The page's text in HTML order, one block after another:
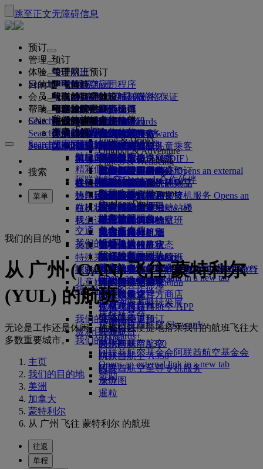
跳至正文无障碍信息
预订
预订
预订航班
搜索航班
航班时刻表
特惠机票
特别优惠
最佳票价搜索
计划行程
预订酒店
旅游项目和活动
旅行服务
迎宾接机服务迎宾接机服务 Opens an
external link in a new tab
迪拜转机服务
交通
机场接送
预订租车
航空公司合作伙伴
关于网上预订
阿联酋航空应用程序
阿联酋航空最优价格保证
座位选择
票价保留
阿联酋航空应用程序
Search flight
管理
管理
管理预订
检索预订
取消预订
更改预订
选择你的座位
升级航班
管理专车接送服务
预订无障碍旅行
在线办理登机手续
值机选项
航班状态
起飞前
起飞前
旅行信息
危险品手册
规则与公告
健康
医疗信息表（MEDIF）
餐食信息
阿联酋禁止携带的物品
迪拜国际机场
阿联酋航空 3 号航站楼
航站楼之间中转
抵达及离开机场
班车接送服务
行李
行李信息
行李信息
托运行李
随身行李
购买更多行李额度
额外托运行李额度
迪拜行李服务
行李延误或损坏
签证和护照
查找签证要求
签证和护照信息
美国旅行授权
阿联酋签证
Search flight
体验
空中体验
航班都有哪些设施与服务？
舱等特色
头等舱
商务舱
豪华经济舱
经济舱
机上舒适用品
机上娱乐
ice系统中的节目
ice直播电视
机上Wi-Fi
儿童娱乐
美食
头等舱美食
商务舱美食
豪华经济舱用餐
经济舱美食
饮料
我们的机队
波音777
阿联酋航空A380
阿联酋航空 A350
阿联酋航空至尊专机服务
座位图
阿联酋航空体验
你的旅程由此开始
阿联酋航空体验
专车接送服务
阿联酋航空服务
季节和节日
无接触旅程
我们的候机室
头等舱贵宾室
商务舱候机室
全球各地的候机室
合作伙伴候机室
付费使用候机室
马哈巴贵宾室
阿联酋航空购物
阿联酋航空免税商品
阿联酋航空官方商店
家庭旅行
和家人一同出行
规划你的家庭旅行
无成人陪伴的儿童乘客
怀孕
行李额度
儿童和婴儿票价规则
儿童安全座椅和摇篮
在机场
机上
携孩子旅行
携婴儿旅行
婴儿随身行李限额
儿童和婴儿餐食
儿童娱乐
儿童娱乐
儿童玩具
儿童活动
飞悦卓越
飞悦卓越
飞悦卓越的理由
关于我们
关于我们
我们的故事
媒体中心媒体中心 Opens an external
link in a new tab
集团公司
安全
财务透明
负责任企业
我们的员工
我们的领导团队
工作机会工作机会 Opens an external
link in a new tab
我们的地球
运营方面可持续发展
环保政策
环境报告
我们的社区
阿联酋航空基金会阿联酋航空基金会
Opens an external link in a new tab
赞助
Search flight
目的地
我们的目的地
目的地
我们的目的地
亚太地区
美洲
非洲
欧洲
中东
热门目的地
飞往伦敦的航班
飞往曼彻斯特的航班
飞往巴黎的航班
飞往米兰的航班
飞往巴塞罗那的航班
探索迪拜
飞往迪拜的航班
北京飞往迪拜
广州飞往迪拜
上海飞往迪拜
最新目的地
赫尔辛基
杭州
岘港
深圳
暹粒
Explore Dubai
Explore Dubai
Explore
Food & Drinks
Outdoor & Adventure
Fitness & Wellbeing
Culture & Heritage
Beach & Marine
Family entertainment
Outdoor Dining
我们的旅行合作伙伴
空中和地面合作伙伴
我们的旅行合作伙伴
澳洲航空
flydubai
阿联酋航空Skywards合作伙伴
探索
探索阿联酋航空目的地
航线图
精彩假日
海滩目的地
野外生活假日
历史和文化假日
城市休闲
美食家度假
Search flight
会员
阿联酋航空Skywards
加入阿联酋航空 Skywards
关于阿联酋航空Skywards
会员级别
迪拜航空
现金+里程
数字会员卡
我的家庭
使用里程
申领里程
购买里程
赚取里程
Skywards Skysurfers
Skywards ExclusivesSkywards Exclusives
Opens an external link in a new tab
我们的合作伙伴
Skywards Rail
里程计算器
登录阿联酋航空 Skywards
Skywards+
企业商务奖励
注册你的公司
企业商务奖励
注册你的公司
登录“企业商务奖励”
礼遇
计划运作方式
常见问题
Search flight
帮助
帮助和联系方式
帮助和联系方式
帮助和联系方式
更改或取消
签证和护照帮助
反馈和投诉
行李延误或损坏支持
迪拜转机服务
我们运营方面的变化
近期的旅行更新
查看你的航班状态
特殊乘客出行服务
搭乘阿联酋航空的航班，开启畅达旅行
特殊帮助和请求
你的问题
常见问题
常见问题
阿联酋航空办事处预订
我们的网络和代码共享
我们的其他产品
特殊帮助和请求
行李和丢失财物
准备旅行
在机场
阿联酋航空Skywards
阿联酋航空企业商务奖励
你的机上体验
工具和资源
手机和阿联酋航空 APP
取消或变更预订
中断旅行
关于阿联酋航空
Search flight
CN
搜索
菜单
我们的目的地
从 广州 (CAN) 飞往 蒙特利尔
(YUL) 的航班
无论是工作还是休闲，你都可以便捷地搭乘我们的航班飞往大
多数重要城市。
主页
我们的目的地
美洲
加拿大
蒙特利尔
从 广州 飞往 蒙特利尔 的航班
往返
单程